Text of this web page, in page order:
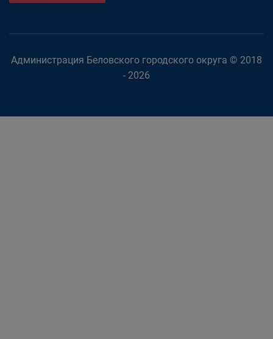
Администрация Беловского городского округа © 2018
- 2026